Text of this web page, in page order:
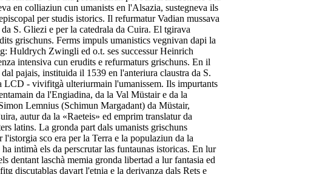
en colliaziun cun umanists en l'Alsazia, sustegneva ils
per studis istorics. Il refurmatur Vadian mussava
S. Gliezi e per la catedrala da Cuira. El tgirava
grischuns. Ferms impuls umanistics vegnivan dapi la
Huldrych Zwingli ed o.t. ses successur Heinrich
intensiva cun erudits e refurmaturs grischuns. En il
pajais, instituida il 1539 en l'anteriura claustra da S.
- vivifitgà ulteriurmain l'umanissem. Ils impurtants
da l'Engiadina, da la Val Müstair e da la
Lemnius (Schimun Margadant) da Müstair,
autur da la «Raeteis» ed emprim translatur da
latins. La gronda part dals umanists grischuns
sco era per la Terra e la populaziun da la
intimà els da perscrutar las funtaunas istoricas. En lur
dentant laschà memia gronda libertad a lur fantasia ed
discutablas davart l'etnia e la derivanza dals Rets e